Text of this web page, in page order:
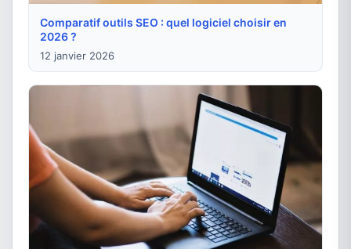
Comparatif outils SEO : quel logiciel choisir en
2026 ?
12 janvier 2026